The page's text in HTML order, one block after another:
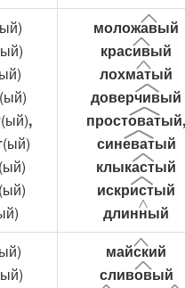
(ый)
(ый),
(ый)
(ый)
моложавый
красивый
лохматый
доверчивый
простоватый,
синеватый
клыкастый
искристый
длинный
майский
сливовый